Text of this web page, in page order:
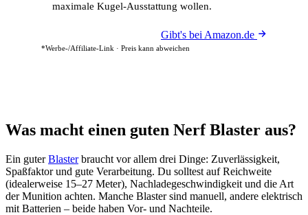
maximale Kugel-Ausstattung wollen.
Gibt's bei Amazon.de
*Werbe-/Affiliate-Link · Preis kann abweichen
Was macht einen guten Nerf Blaster aus?
Ein guterBlasterbraucht vor allem drei Dinge: Zuverlässigkeit,
Spaßfaktor und gute Verarbeitung. Du solltest auf Reichweite
(idealerweise 15–27 Meter), Nachladegeschwindigkeit und die Art
der Munition achten. Manche Blaster sind manuell, andere elektrisch
mit Batterien – beide haben Vor- und Nachteile.